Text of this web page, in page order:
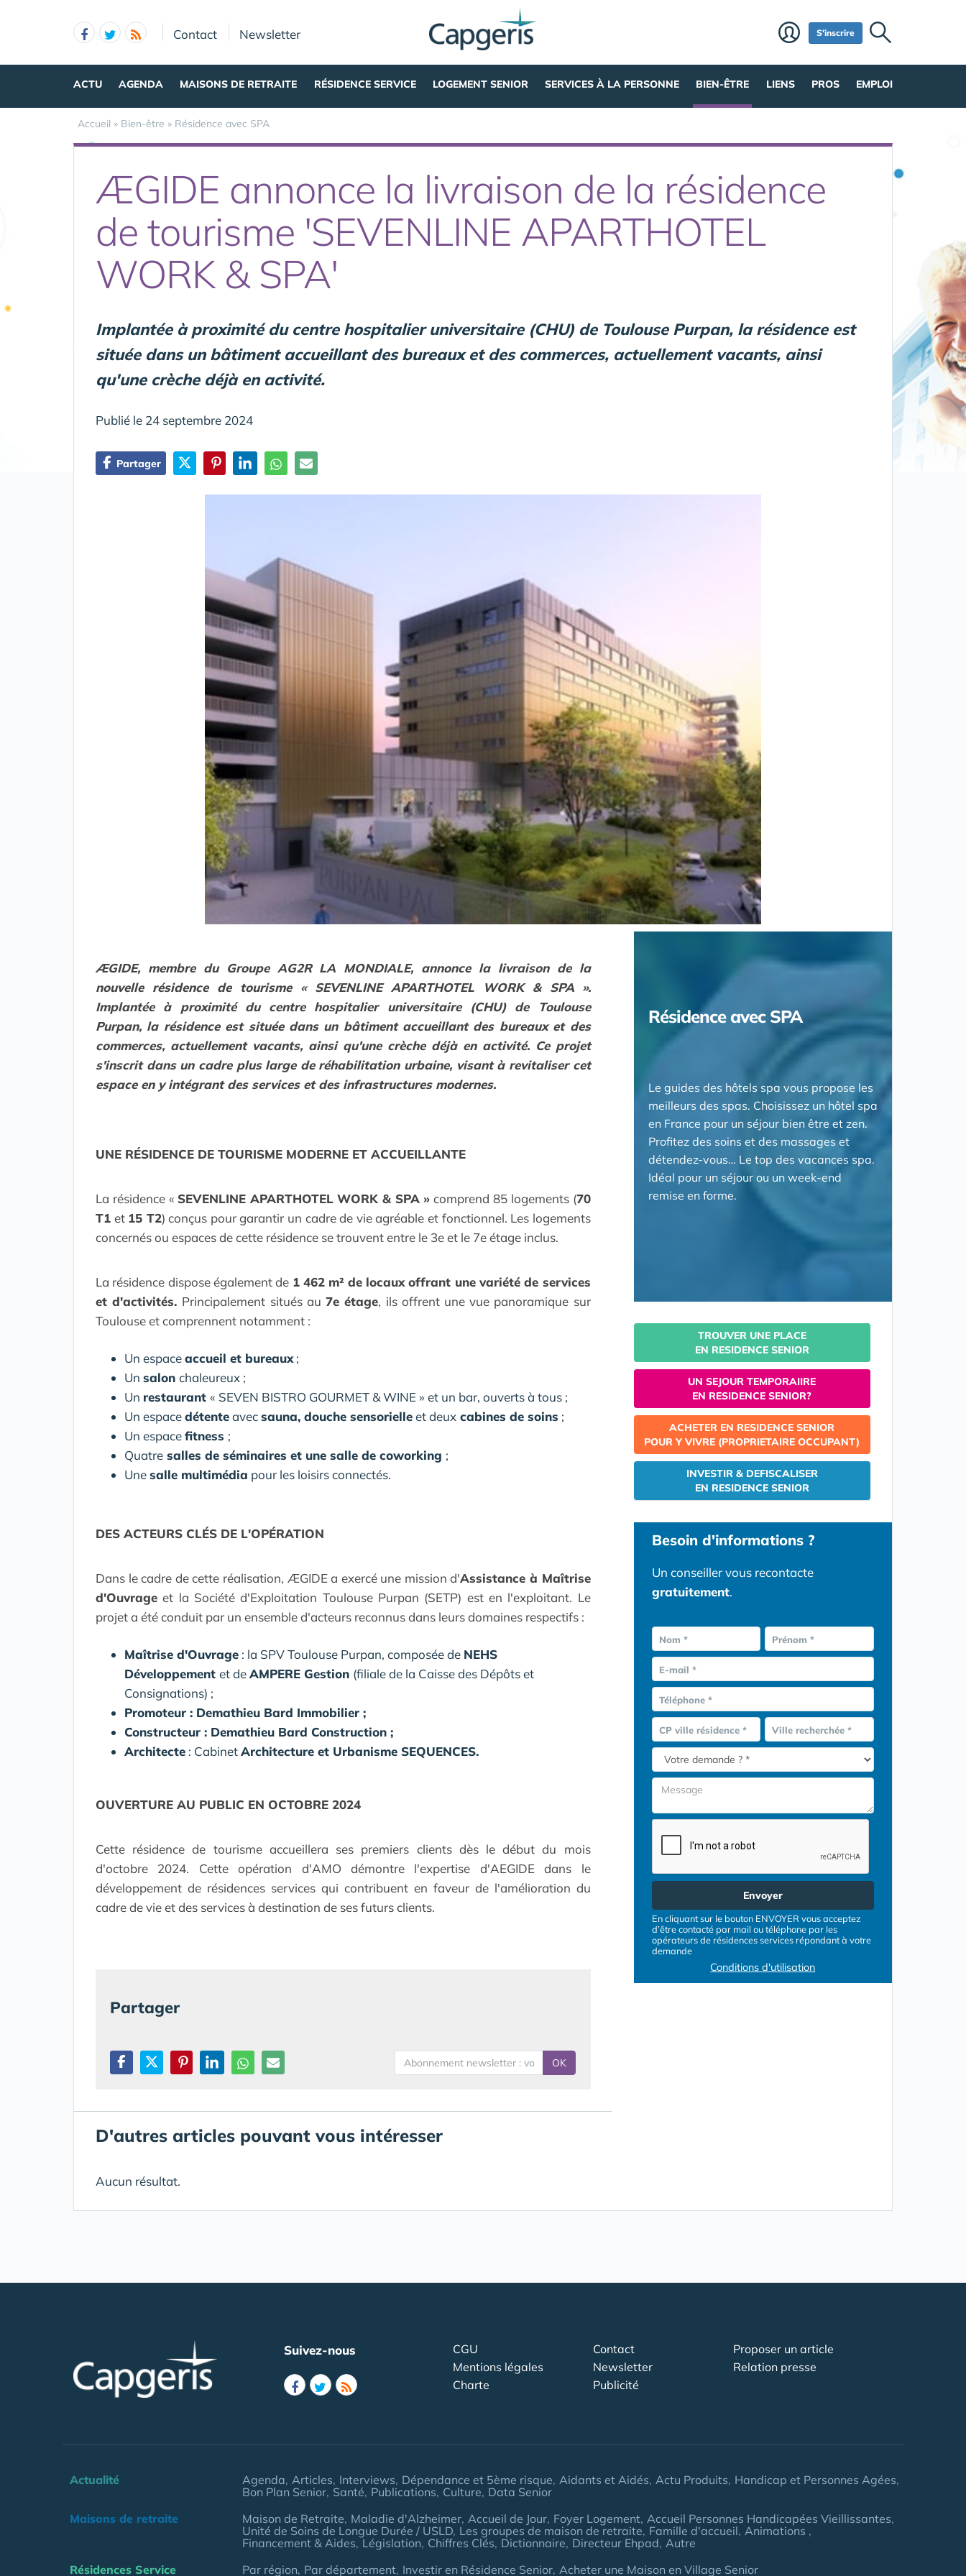
Contact Newsletter S'inscrire
ACTU AGENDA MAISONS DE RETRAITE RÉSIDENCE SERVICE LOGEMENT SENIOR SERVICES À LA PERSONNE BIEN-ÊTRE LIENS PROS EMPLOI
Accueil » Bien-être » Résidence avec SPA
ÆGIDE annonce la livraison de la résidence
de tourisme 'SEVENLINE APARTHOTEL
WORK & SPA'
Implantée à proximité du centre hospitalier universitaire (CHU) de Toulouse Purpan, la résidence est
située dans un bâtiment accueillant des bureaux et des commerces, actuellement vacants, ainsi
qu'une crèche déjà en activité.
Publié le 24 septembre 2024
Partager
ÆGIDE, membre du Groupe AG2R LA MONDIALE, annonce la livraison de la
nouvelle résidence de tourisme « SEVENLINE APARTHOTEL WORK & SPA ».
Implantée à proximité du centre hospitalier universitaire (CHU) de Toulouse
Purpan, la résidence est située dans un bâtiment accueillant des bureaux et des
commerces, actuellement vacants, ainsi qu'une crèche déjà en activité. Ce projet
s'inscrit dans un cadre plus large de réhabilitation urbaine, visant à revitaliser cet
espace en y intégrant des services et des infrastructures modernes.
UNE RÉSIDENCE DE TOURISME MODERNE ET ACCUEILLANTE
La résidence « SEVENLINE APARTHOTEL WORK & SPA » comprend 85 logements (70
T1 et 15 T2) conçus pour garantir un cadre de vie agréable et fonctionnel. Les logements
concernés ou espaces de cette résidence se trouvent entre le 3eet le 7eétage inclus.
La résidence dispose également de 1 462 m² de locaux offrant une variété de services
et d'activités. Principalement situés au7e étage, ils offrent une vue panoramique sur
Toulouse et comprennent notamment :
Un espaceaccueil et bureaux;
Un salon chaleureux ;
Un restaurant « SEVEN BISTRO GOURMET & WINE » et un bar, ouverts à tous ;
Un espacedétenteavecsauna, douche sensorielleet deux cabines de soins ;
Un espacefitness ;
Quatre salles de séminaires et une salle de coworking ;
Unesalle multimédia pour les loisirs connectés.
DES ACTEURS CLÉS DE L'OPÉRATION
Dans le cadre de cette réalisation, ÆGIDE a exercé une mission d'Assistance à Maîtrise
d'Ouvrage et la Société d'Exploitation Toulouse Purpan (SETP) est en l'exploitant. Le
projet a été conduit par un ensemble d'acteurs reconnus dans leurs domaines respectifs :
Maîtrise d'Ouvrage : la SPV Toulouse Purpan, composée de NEHS
Développement et deAMPERE Gestion (filiale de la Caisse des Dépôts et
Consignations) ;
Promoteur : Demathieu Bard Immobilier ;
Constructeur : Demathieu Bard Construction ;
Architecte : CabinetArchitecture et Urbanisme SEQUENCES.
OUVERTURE AU PUBLIC EN OCTOBRE 2024
Cette résidence de tourisme accueillera ses premiers clients dès le début du mois
d'octobre 2024. Cette opération d'AMO démontre l'expertise d'AEGIDE dans le
développement de résidences services qui contribuent en faveur de l'amélioration du
cadre de vie et des services à destination de ses futurs clients.
Partager
OK
D'autres articles pouvant vous intéresser
Aucun résultat.
Résidence avec SPA
Le guides des hôtels spa vous propose les
meilleurs des spas. Choisissez un hôtel spa
en France pour un séjour bien être et zen.
Profitez des soins et des massages et
détendez-vous… Le top des vacances spa.
Idéal pour un séjour ou un week-end
remise en forme.
TROUVER UNE PLACE
EN RESIDENCE SENIOR
UN SEJOUR TEMPORAIIRE
EN RESIDENCE SENIOR?
ACHETER EN RESIDENCE SENIOR
POUR Y VIVRE (PROPRIETAIRE OCCUPANT)
INVESTIR & DEFISCALISER
EN RESIDENCE SENIOR
Besoin d'informations ?
Un conseiller vous recontacte
gratuitement.
Nom * Prénom *
E-mail *
Téléphone *
CP ville résidence * Ville recherchée *
Envoyer
En cliquant sur le bouton ENVOYER vous acceptez
d’être contacté par mail ou téléphone par les
opérateurs de résidences services répondant à votre
demande
Conditions d'utilisation
Suivez-nous
CGU
Mentions légales
Charte
Contact
Newsletter
Publicité
Proposer un article
Relation presse
Actualité Agenda Articles Interviews Dépendance et 5ème risque Aidants et Aidés Actu Produits Handicap et Personnes Agées
Bon Plan Senior Santé Publications Culture Data Senior
Maisons de retraite
Maison de Retraite Maladie d'Alzheimer Accueil de Jour Foyer Logement Accueil Personnes Handicapées Vieillissantes
Unité de Soins de Longue Durée / USLD Les groupes de maison de retraite Famille d'accueil Animations
Financement & Aides Législation Chiffres Clés Dictionnaire Directeur Ehpad Autre
Résidences Service
Par région Par département Investir en Résidence Senior Acheter une Maison en Village Senior